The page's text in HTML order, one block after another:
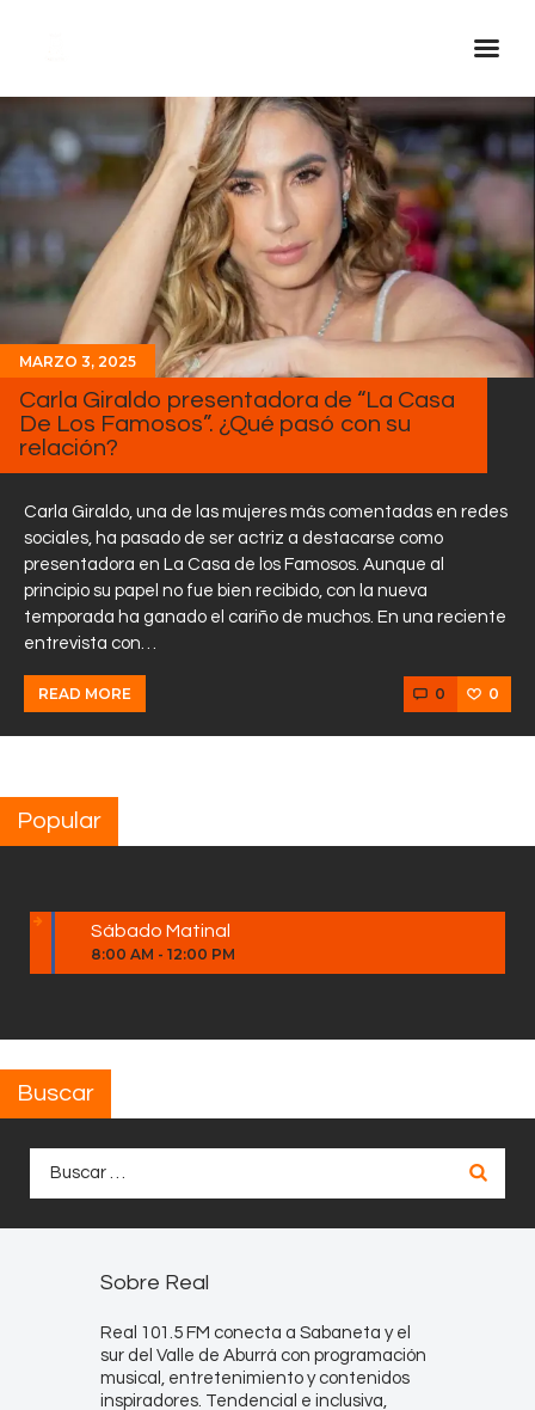
Inicio Real FM
Streaming
En Vivo
Descarga La APP
Programas
Noticias
Equipo
Sobre Nosotros
Contactos
MARZO 3, 2025
Carla Giraldo presentadora de “La Casa
De Los Famosos”. ¿Qué pasó con su
relación?
Carla Giraldo, una de las mujeres más comentadas en redes
sociales, ha pasado de ser actriz a destacarse como
presentadora en La Casa de los Famosos. Aunque al
principio su papel no fue bien recibido, con la nueva
temporada ha ganado el cariño de muchos. En una reciente
entrevista con…
READ MORE 0 0
Popular
Sábado Matinal
8:00 AM - 12:00 PM
Buscar
Sobre Real
Real 101.5 FM conecta a Sabaneta y el
sur del Valle de Aburrá con programación
musical, entretenimiento y contenidos
inspiradores. Tendencial e inclusiva,